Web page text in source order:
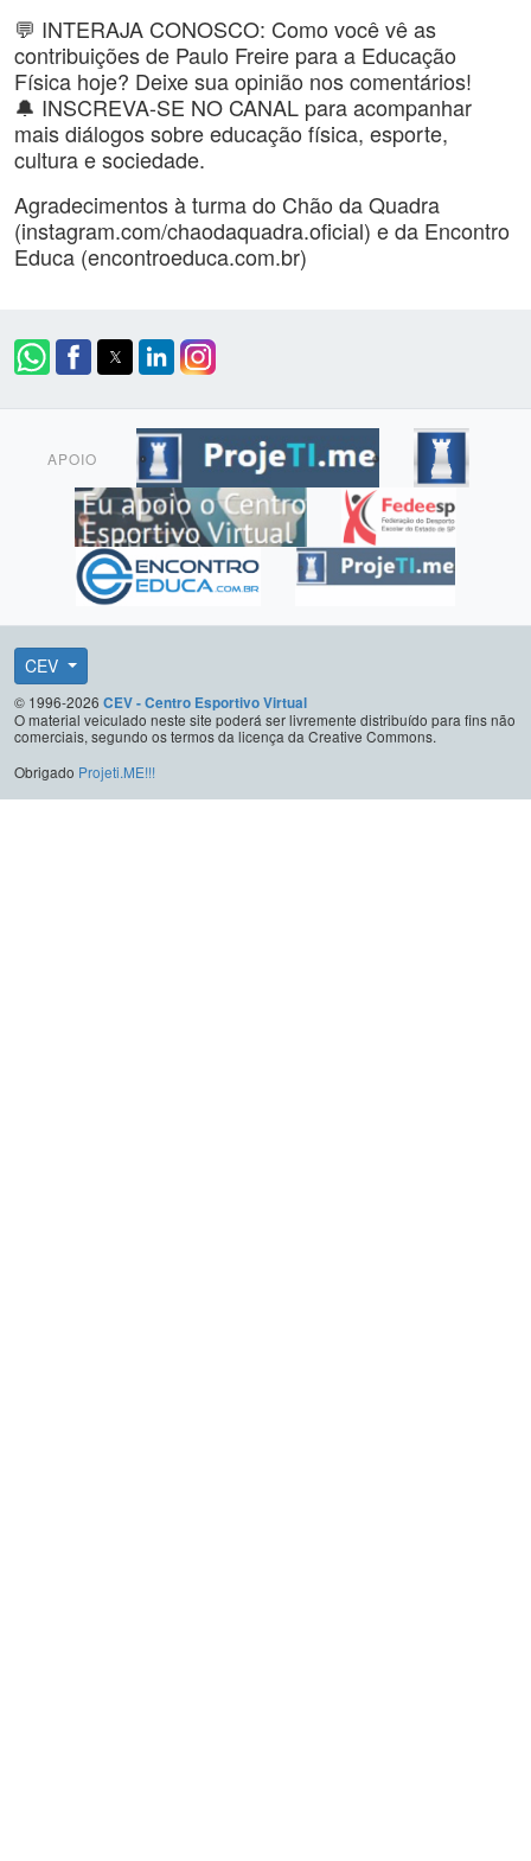
💬 INTERAJA CONOSCO: Como você vê as
contribuições de Paulo Freire para a Educação
Física hoje? Deixe sua opinião nos comentários!
🔔 INSCREVA-SE NO CANAL para acompanhar
mais diálogos sobre educação física, esporte,
cultura e sociedade.
Agradecimentos à turma do Chão da Quadra
(instagram.com/chaodaquadra.oficial) e da Encontro
Educa (encontroeduca.com.br)
APOIO
CEV
© 1996-2026 CEV - Centro Esportivo Virtual
O material veiculado neste site poderá ser livremente distribuído para fins não
comerciais, segundo os termos da licença da Creative Commons.
Obrigado Projeti.ME!!!